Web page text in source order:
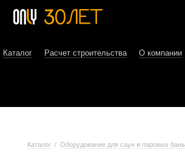
Каталог Расчет строительства О компании
Каталог / Оборудование для саун и паровых бань